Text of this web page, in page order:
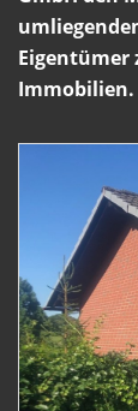
Eigentümer
Immobilien.